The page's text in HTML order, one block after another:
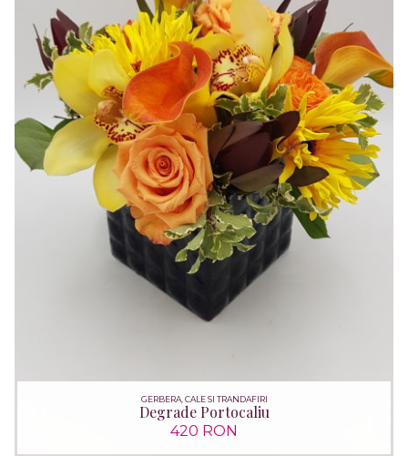
GERBERA, CALE SI TRANDAFIRI
Degrade Portocaliu
420 RON